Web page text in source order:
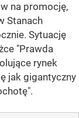
na promocję,
Stanach
Sytuację
"Prawda
rynek
jak gigantyczny